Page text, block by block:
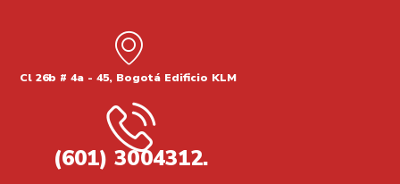
Cl 26b # 4a - 45, Bogotá Edificio KLM
(601) 3004312.